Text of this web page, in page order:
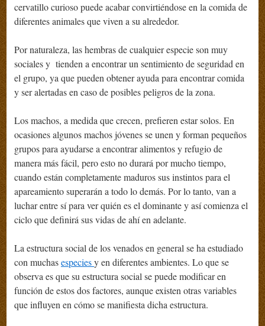
cervatillo curioso puede acabar convirtiéndose en la comida de
diferentes animales que viven a su alrededor.
Por naturaleza, las hembras de cualquier especie son muy
sociales y tienden a encontrar un sentimiento de seguridad en
el grupo, ya que pueden obtener ayuda para encontrar comida
y ser alertadas en caso de posibles peligros de la zona.
Los machos, a medida que crecen, prefieren estar solos. En
ocasiones algunos machos jóvenes se unen y forman pequeños
grupos para ayudarse a encontrar alimentos y refugio de
manera más fácil, pero esto no durará por mucho tiempo,
cuando están completamente maduros sus instintos para el
apareamiento superarán a todo lo demás. Por lo tanto, van a
luchar entre sí para ver quién es el dominante y así comienza el
ciclo que definirá sus vidas de ahí en adelante.
La estructura social de los venados en general se ha estudiado
con muchasespeciesy en diferentes ambientes. Lo que se
observa es que su estructura social se puede modificar en
función de estos dos factores, aunque existen otras variables
que influyen en cómo se manifiesta dicha estructura.